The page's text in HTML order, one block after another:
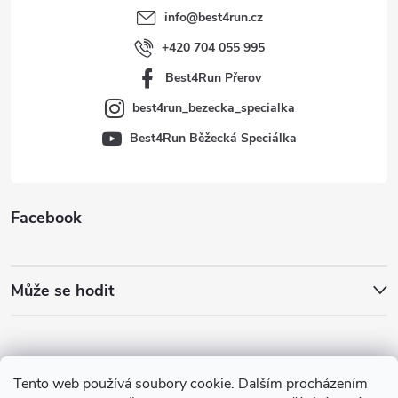
Tento web používá soubory cookie. Dalším procházením
Facebook
Může se hodit
info@best4run.cz
+420 704 055 995
Best4Run Přerov
best4run_bezecka_specialka
Best4Run Běžecká Speciálka